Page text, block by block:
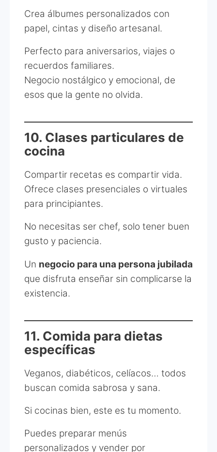
Crea álbumes personalizados con
papel, cintas y diseño artesanal.
Perfecto para aniversarios, viajes o
recuerdos familiares.
Negocio nostálgico y emocional, de
esos que la gente no olvida.
10. Clases particulares de
cocina
Compartir recetas es compartir vida.
Ofrece clases presenciales o virtuales
para principiantes.
No necesitas ser chef, solo tener buen
gusto y paciencia.
Un negocio para una persona jubilada
que disfruta enseñar sin complicarse la
existencia.
11. Comida para dietas
específicas
Veganos, diabéticos, celíacos… todos
buscan comida sabrosa y sana.
Si cocinas bien, este es tu momento.
Puedes preparar menús
personalizados y vender por